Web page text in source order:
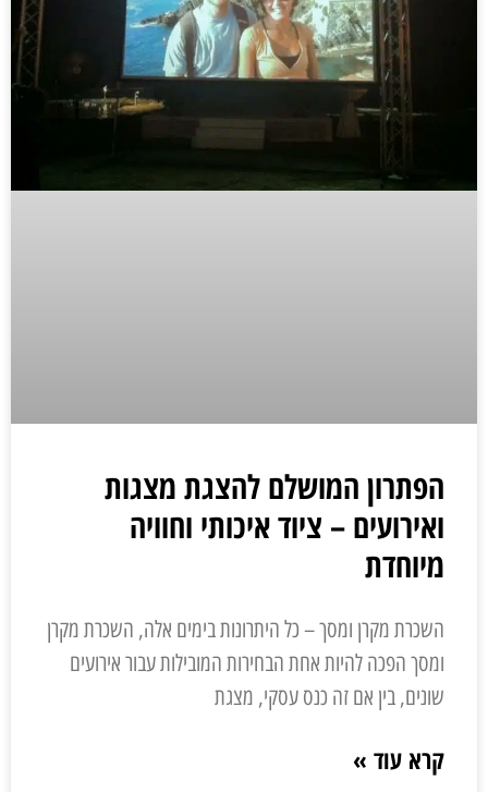
הפתרון המושלם להצגת מצגות
ואירועים – ציוד איכותי וחוויה
מיוחדת
השכרת מקרן ומסך – כל היתרונות בימים אלה, השכרת מקרן
ומסך הפכה להיות אחת הבחירות המובילות עבור אירועים
שונים, בין אם זה כנס עסקי, מצגת
קרא עוד »